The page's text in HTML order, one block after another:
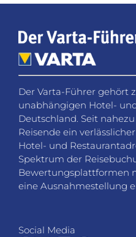
Der Varta-Führer gehört
unabhängigen Hotel-
Deutschland. Seit
Reisende ein
Hotel- und
Spektrum der
Bewertungsplattformen
eine Ausnahmestellung
Social Media